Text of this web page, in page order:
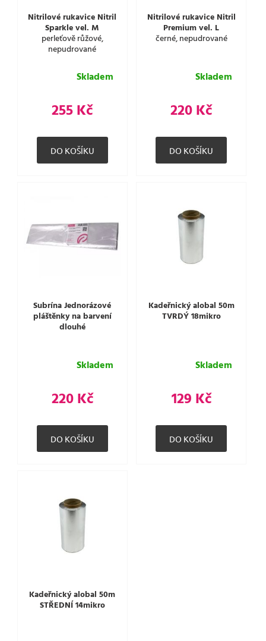
Nitrilové rukavice Nitril
Sparkle vel. M
perleťově růžové,
nepudrované
Skladem
255 Kč
Nitrilové rukavice Nitril
Premium vel. L
černé, nepudrované
Skladem
220 Kč
Subrína Jednorázové
pláštěnky na barvení
dlouhé
Skladem
220 Kč
Kadeřnický alobal 50m
TVRDÝ 18mikro
Skladem
129 Kč
Kadeřnický alobal 50m
STŘEDNÍ 14mikro